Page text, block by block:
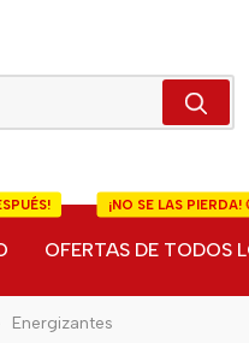
OFERTAS DE TODOS
¡NO SE LAS PIERDA!
Energizantes